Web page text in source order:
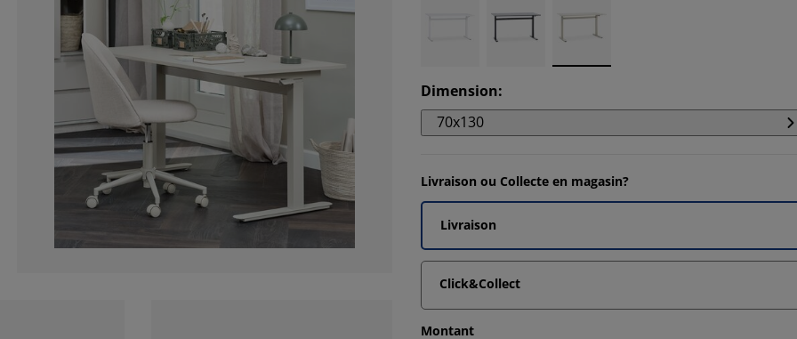
Dimension:
70x130
Livraison ou Collecte en magasin?
Livraison
Click&Collect
Montant
11.76470588235294%